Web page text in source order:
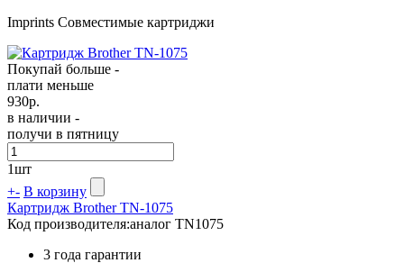
Imprints Совместимые картриджи
Покупай больше -
плати меньше
930р.
в наличии -
получи в пятницу
1шт
+- В корзину
Картридж Brother TN-1075
Код производителя:аналог TN1075
3 года гарантии